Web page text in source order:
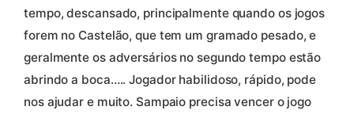
tempo, descansado, principalmente quando os jogos
forem no Castelão, que tem um gramado pesado, e
geralmente os adversários no segundo tempo estão
abrindo a boca….. Jogador habilidoso, rápido, pode
nos ajudar e muito. Sampaio precisa vencer o jogo